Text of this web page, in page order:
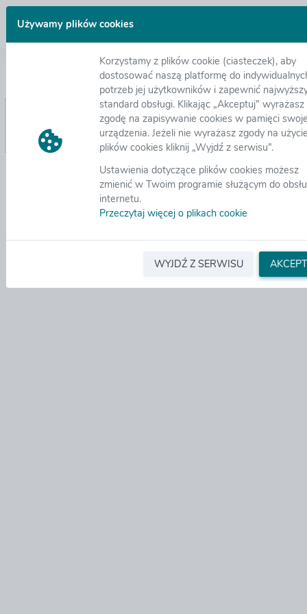
Używamy plików cookies
Korzystamy z plików cookie (ciasteczek), aby
dostosować naszą platformę do
potrzeb jej użytkowników i zapewnić
standard obsługi. Klikając „Akceptuj” wyrażasz
zgodę na zapisywanie cookies w pamięci
urządzenia. Jeżeli nie wyrażasz zgody na
plików cookies kliknij „Wyjdź z serwisu”.
Ustawienia dotyczące plików cookies możesz
zmienić w Twoim programie służącym do
internetu.
Przeczytaj więcej o plikach cookie
WYJDŹ Z SERWISU
Nie pamiętam hasła